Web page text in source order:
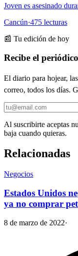
Joven es asesinado
Cancún·475 lecturas
📰 Tu edición de hoy
Recibe el
El diario para hojear,
correo, todos los días.
Al suscribirte aceptas
baja cuando quieras.
Relacionadas
Negocios
Estados Unidos
ya no comprar
8 de marzo de 2022·